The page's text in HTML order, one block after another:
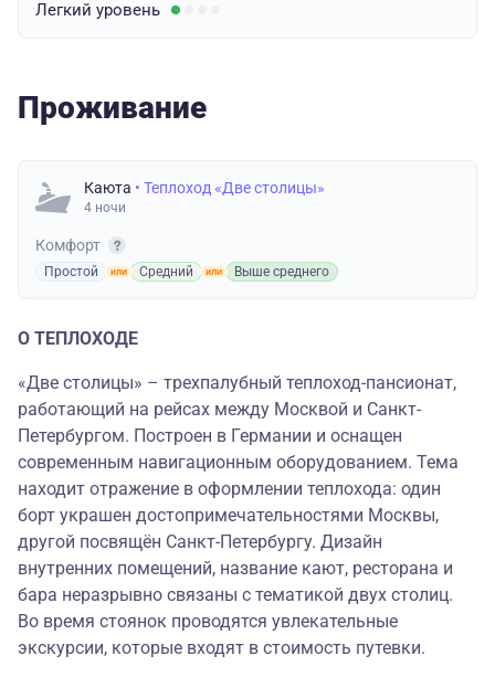
Легкий уровень
Проживание
Каюта • Теплоход «Две столицы»
4 ночи
Комфорт
Простой Средний Выше среднего
О ТЕПЛОХОДЕ
«Две столицы» – трехпалубный теплоход-пансионат,
работающий на рейсах между Москвой и Санкт-
Петербургом. Построен в Германии и оснащен
современным навигационным оборудованием. Тема
находит отражение в оформлении теплохода: один
борт украшен достопримечательностями Москвы,
другой посвящён Санкт-Петербургу. Дизайн
внутренних помещений, название кают, ресторана и
бара неразрывно связаны с тематикой двух столиц.
Во время стоянок проводятся увлекательные
экскурсии, которые входят в стоимость путевки.